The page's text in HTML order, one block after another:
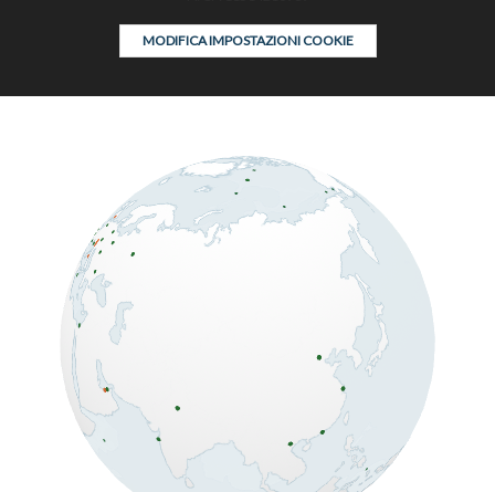
MODIFICA IMPOSTAZIONI COOKIE